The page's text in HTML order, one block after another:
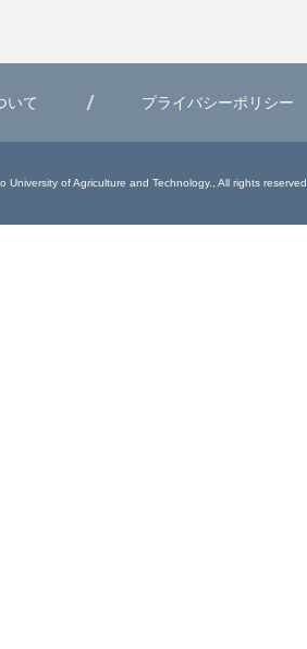
いて プライバシーポリシー
University of Agriculture and Technology., All rights reserved.